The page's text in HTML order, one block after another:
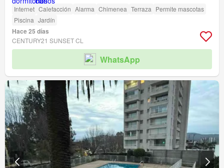
Internet Calefacción Alarma Chimenea Terraza Permite mascotas
Piscina Jardín
Hace 25 días
CENTURY21 SUNSET CL
WhatsApp